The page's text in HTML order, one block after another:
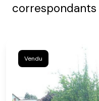
Vendu